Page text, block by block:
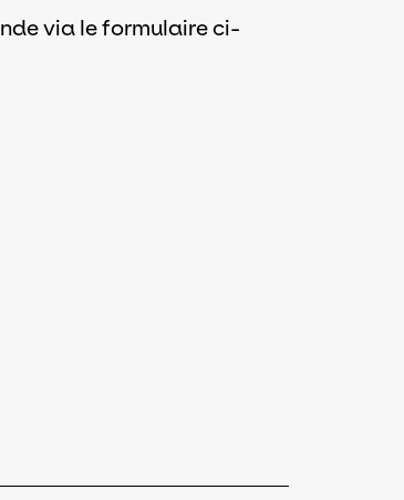
via le formulaire ci-